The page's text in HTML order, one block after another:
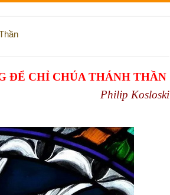
ĐỂ CHỈ CHÚA THÁNH THẦN
Philip Kosloski